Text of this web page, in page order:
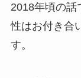
2018年頃の話
性はお付き合
す。